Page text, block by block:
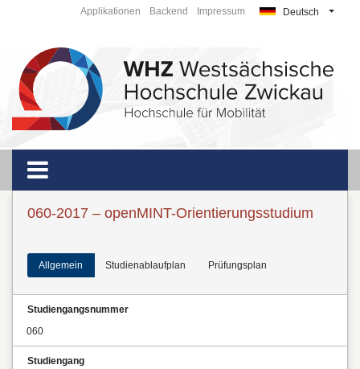
Deutsch
Applikationen Backend Impressum
060-2017 – openMINT-Orientierungsstudium
Allgemein Studienablaufplan Prüfungsplan
Studiengangsnummer
060
Studiengang